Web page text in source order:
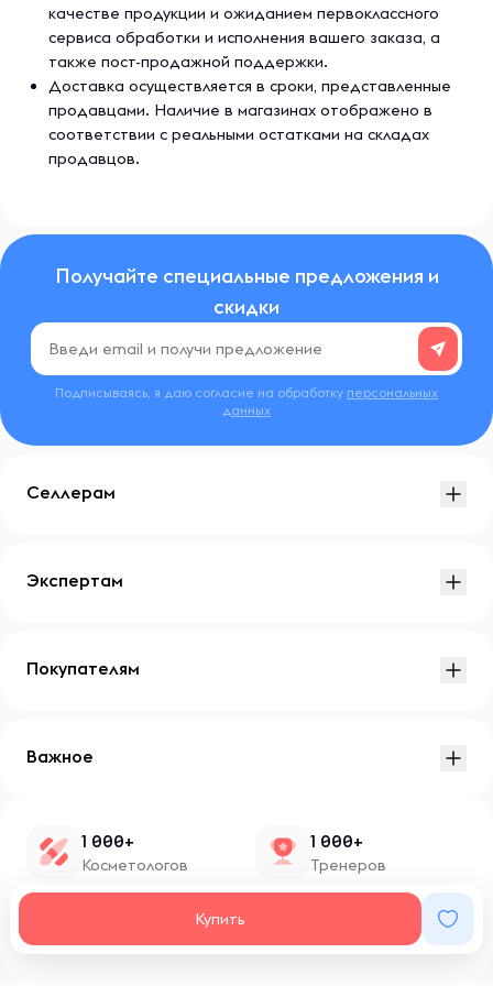
часть здоровой диеты и программы тренировок и
выпивайте не менее 100 унций воды в день. Физические
упражнения могут увеличить потребность в жидкости.
Хранить в недоступном для детей месте.
Содержимое продается по весу, а не по объему.
Мерная ложка поставляется в комплекте, но она может
качестве продукции и ожиданием первоклассного
сервиса обработки и исполнения вашего заказа, а
также пост-продажной поддержки.
Доставка осуществляется в сроки, представленные
продавцами. Наличие в магазинах отображено в
соответствии с реальными остатками на складах
продавцов.
Получайте специальные предложения и
скидки
Подписываясь, я даю согласие на обработку персональных
данных
Купить
Селлерам
Экспертам
Покупателям
Важное
1 000+
Косметологов
1 000+
Тренеров